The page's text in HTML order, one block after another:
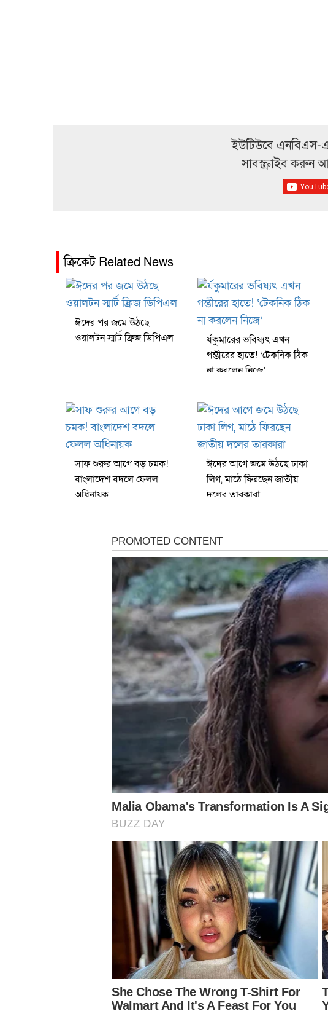
ইউটিউবে এনবিএস-
সাবস্ক্রাইব করুন
ক্রিকেট Related News
ঈদের পর জমে উঠছে
ওয়ালটন স্মার্ট ফ্রিজ ডিপিএল
র্যকুমারের ভবিষ্যৎ এখন
গম্ভীরের হাতে! ‘টেকনিক ঠিক
না করলেন নিজে’
সাফ শুরুর আগে বড় চমক!
বাংলাদেশ বদলে ফেলল
অধিনায়ক
ঈদের আগে জমে উঠছে ঢাকা
লিগ, মাঠে ফিরছেন জাতীয়
দলের তারকারা